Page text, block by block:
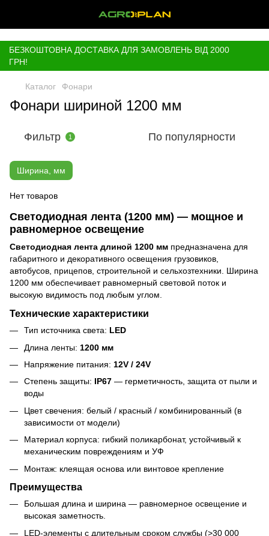
БЕЗКОШТОВНА ДОСТАВКА ДЛЯ ЗАМОВЛЕНЬ ВІД 2000
ГРН!
Каталог Фонари
Фонари шириной 1200 мм
Фильтр 1 По популярности
Ширина, мм
Нет товаров
Светодиодная лента (1200 мм) — мощное и
равномерное освещение
Светодиодная лента длиной 1200 мм предназначена для
габаритного и декоративного освещения грузовиков,
автобусов, прицепов, строительной и сельхозтехники. Ширина
1200 мм обеспечивает равномерный световой поток и
высокую видимость под любым углом.
Технические характеристики
Тип источника света: LED
Длина ленты: 1200 мм
Напряжение питания: 12V / 24V
Степень защиты: IP67 — герметичность, защита от пыли и
воды
Цвет свечения: белый / красный / комбинированный (в
зависимости от модели)
Материал корпуса: гибкий поликарбонат, устойчивый к
механическим повреждениям и УФ
Монтаж: клеящая основа или винтовое крепление
Преимущества
Большая длина и ширина — равномерное освещение и
высокая заметность.
LED-элементы с длительным сроком службы (>30 000